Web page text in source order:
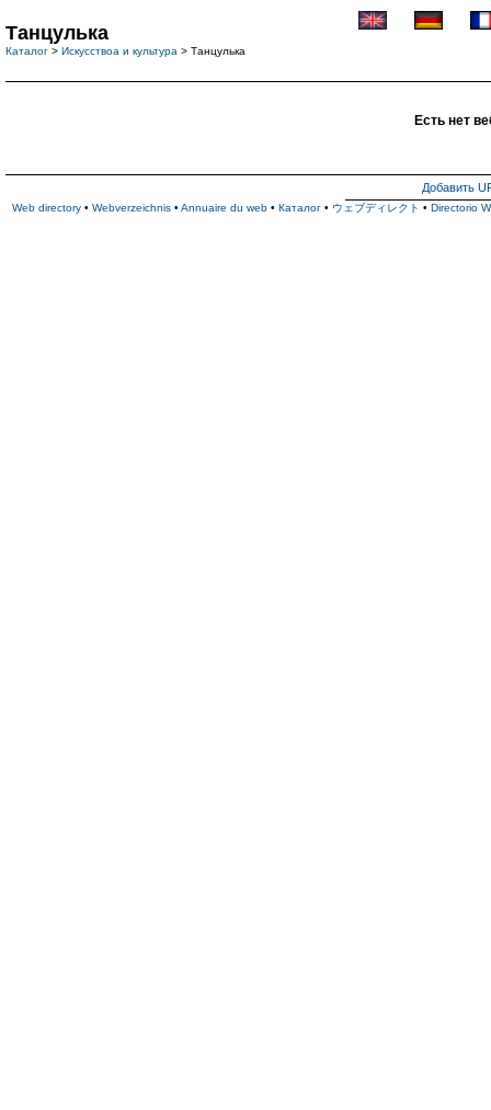
Танцулька
Каталог > Искусствоа и культура > Танцулька
Есть нет
Добавить
Web directory • Webverzeichnis • Annuaire du web • Каталог • ウェブディレクト • Directorio